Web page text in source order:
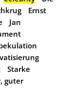
Ernst
Jan
Starke
guter